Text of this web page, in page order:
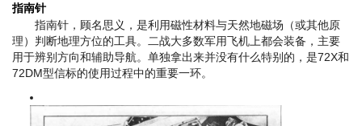
指南针
指南针，顾名思义，是利用磁性材料与天然地磁场（或其他原
理）判断地理方位的工具。二战大多数军用飞机上都会装备，主要
用于辨别方向和辅助导航。单独拿出来并没有什么特别的，是72X和
72DM型信标的使用过程中的重要一环。